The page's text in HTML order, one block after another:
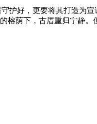
护好，更要将其打造为
榕荫下，古厝重归宁静。